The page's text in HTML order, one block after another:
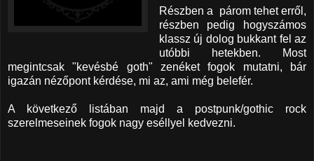
Részben a párom tehet erről,
részben pedig hogyszámos
klassz új dolog bukkant fel az
utóbbi hetekben. Most
megintcsak "kevésbé goth" zenéket fogok mutatni, bár
igazán nézőpont kérdése, mi az, ami még belefér.
A következő listában majd a postpunk/gothic rock
szerelmeseinek fogok nagy eséllyel kedvezni.